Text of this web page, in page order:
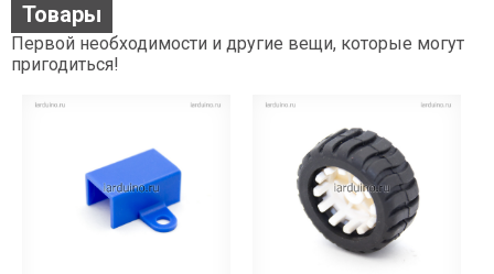
Товары
Первой необходимости и другие вещи, которые могут
пригодиться!